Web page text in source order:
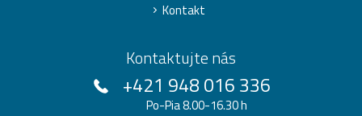
Kontakt
Kontaktujte nás
+421 948 016 336
Po-Pia 8.00-16.30 h